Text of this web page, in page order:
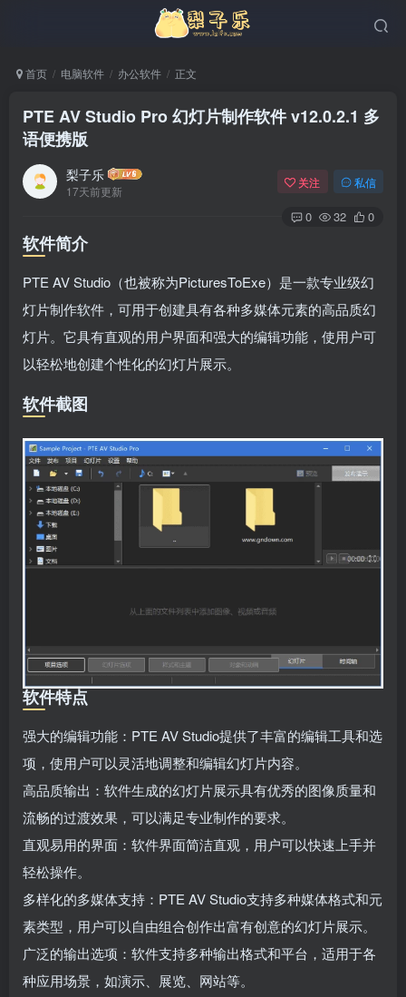
首页 电脑软件 办公软件 正文
PTE AV Studio Pro 幻灯片制作软件 v12.0.2.1 多
语便携版
梨子乐
17天前更新
关注 私信
0 32 0
软件简介
PTE AV Studio（也被称为PicturesToExe）是一款专业级幻
灯片制作软件，可用于创建具有各种多媒体元素的高品质幻
灯片。它具有直观的用户界面和强大的编辑功能，使用户可
以轻松地创建个性化的幻灯片展示。
软件截图
软件特点
强大的编辑功能：PTE AV Studio提供了丰富的编辑工具和选
项，使用户可以灵活地调整和编辑幻灯片内容。
高品质输出：软件生成的幻灯片展示具有优秀的图像质量和
流畅的过渡效果，可以满足专业制作的要求。
直观易用的界面：软件界面简洁直观，用户可以快速上手并
轻松操作。
多样化的多媒体支持：PTE AV Studio支持多种媒体格式和元
素类型，用户可以自由组合创作出富有创意的幻灯片展示。
广泛的输出选项：软件支持多种输出格式和平台，适用于各
种应用场景，如演示、展览、网站等。